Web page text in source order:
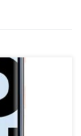
A20e zum
UVPs von
Euro aus. Ab